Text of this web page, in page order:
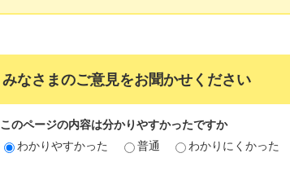
みなさまのご意見をお聞かせください
このページの内容は分かりやすかったですか
わかりやすかった
普通 わかりにくかった